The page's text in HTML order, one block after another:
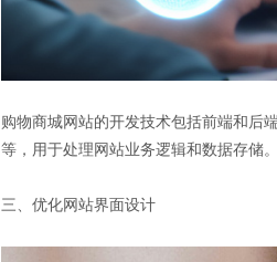
购物商城网站的开发技术包括前端和后
等，用于处理网站业务逻辑和数据存储
三、优化网站界面设计